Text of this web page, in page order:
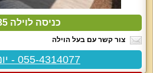
כניסה לוילה AH 35
צור קשר עם בעל הוילה
055-4314077 - יונתן / אילן